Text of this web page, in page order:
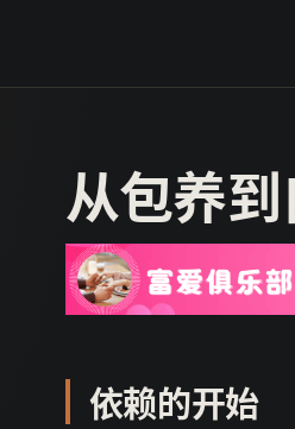
从包养
依赖的开始